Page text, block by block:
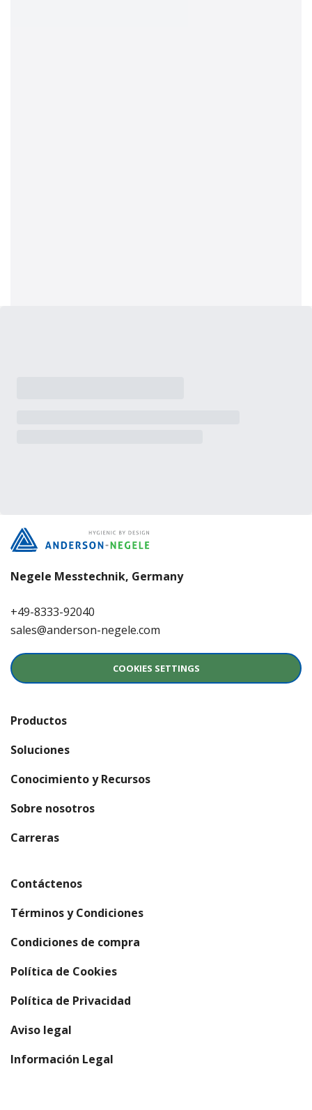
Negele Messtechnik, Germany
+49-8333-92040
sales@anderson-negele.com
COOKIES SETTINGS
Productos
Soluciones
Conocimiento y Recursos
Sobre nosotros
Carreras(se abre en una nueva ventana)
Contáctenos
Términos y Condiciones
Condiciones de compra
Política de Cookies
Política de Privacidad
Aviso legal
Información Legal